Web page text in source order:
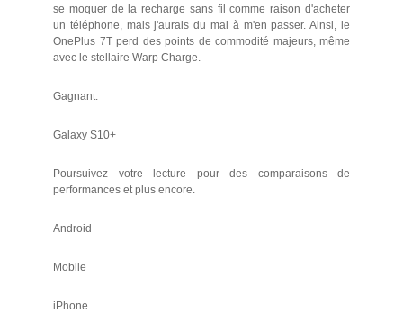
se moquer de la recharge sans fil comme raison d'acheter
un téléphone, mais j'aurais du mal à m'en passer. Ainsi, le
OnePlus 7T perd des points de commodité majeurs, même
avec le stellaire Warp Charge.
Gagnant:
Galaxy S10+
Poursuivez votre lecture pour des comparaisons de
performances et plus encore.
Android
Mobile
iPhone